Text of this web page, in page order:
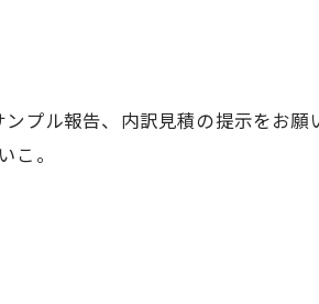
プル報告、内訳見積の提示をお願
こ。